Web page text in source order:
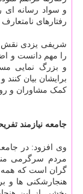
و سواد رسانه ای
رفتارهای
شریفی یزدی نقش
را مهم دانست و
و بزرگ نمایی
برایشان بیان کنند
کمک مشاوران و
جامعه نیازمند
وی افزود: در
مردم سرگرمی
گران است که همه
هنجارشکنی ها و